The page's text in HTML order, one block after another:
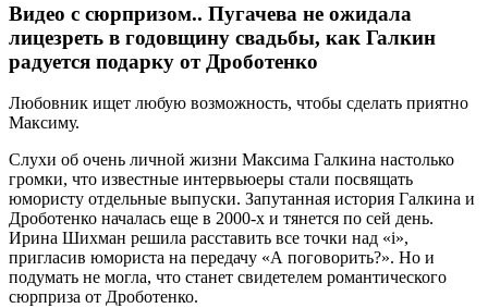
Видео с сюрпризом.. Пугачева не ожидала
лицезреть в годовщину свадьбы, как Галкин
радуется подарку от Дроботенко
Любовник ищет любую возможность, чтобы сделать приятно
Максиму.
Слухи об очень личной жизни Максима Галкина настолько
громки, что известные интервьюеры стали посвящать
юмористу отдельные выпуски. Запутанная история Галкина и
Дроботенко началась еще в 2000-х и тянется по сей день.
Ирина Шихман решила расставить все точки над «i»,
пригласив юмориста на передачу «А поговорить?». Но и
подумать не могла, что станет свидетелем романтического
сюрприза от Дроботенко.